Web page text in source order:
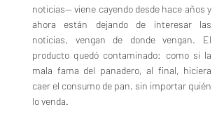
noticias— viene cayendo desde hace años y
ahora están dejando de interesar las
noticias, vengan de donde vengan. El
producto quedó contaminado: como si la
mala fama del panadero, al final, hiciera
caer el consumo de pan, sin importar quién
lo venda.